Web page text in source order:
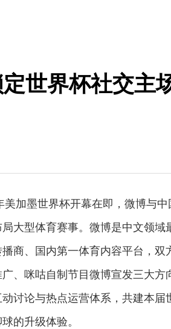
世界杯社交主
美加墨世界杯开幕在即，微博与
大型体育赛事。微博是中文领
商、国内第一体育内容平台，
、咪咕自制节目微博宣发三大
讨论与热点运营体系，共建本
的升级体验。